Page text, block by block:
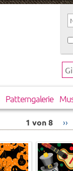
Patterngalerie
1 von 8 ››